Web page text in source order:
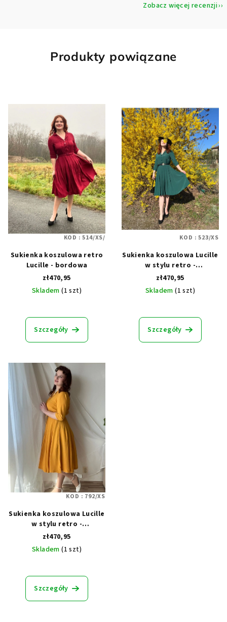
Zobacz więcej recenzji
Produkty powiązane
Sukienka koszulowa retro
Lucille - bordowa
zł470,95
Skladem(1 szt)
ocena
produktu
5
gwiazdek.
Szczegóły
KOD :514/XS/
Sukienka koszulowa Lucille
w stylu retro -
szmaragdowa
zł470,95
Skladem(1 szt)
ocena
produktu
Szczegóły
KOD :523/XS
Sukienka koszulowa Lucille
w stylu retro -
szmaragdowa
zł470,95
Skladem(1 szt)
Szczegóły
KOD : 792/XS